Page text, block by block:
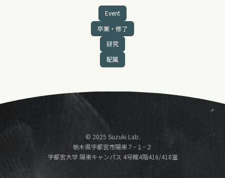
Event
卒業・修了
研究
配属
© 2025 Suzuki Lab.
栃木県宇都宮市陽東７−１−２
宇都宮大学 陽東キャンパス 4号館4階416/418室